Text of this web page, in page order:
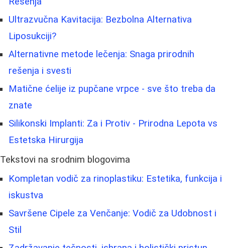
Ultrazvučna Kavitacija: Bezbolna Alternativa
Liposukciji?
Alternativne metode lečenja: Snaga prirodnih
rešenja i svesti
Matične ćelije iz pupčane vrpce - sve što treba da
znate
Silikonski Implanti: Za i Protiv - Prirodna Lepota vs
Estetska Hirurgija
Tekstovi na srodnim blogovima
Kompletan vodič za rinoplastiku: Estetika, funkcija i
iskustva
Savršene Cipele za Venčanje: Vodič za Udobnost i
Stil